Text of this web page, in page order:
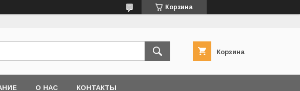
Корзина
Корзина
О НАС КОНТАКТЫ